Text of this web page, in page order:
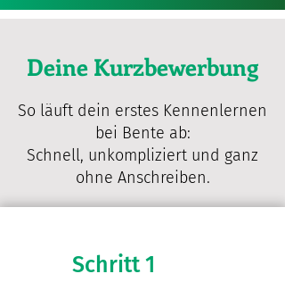
Deine Kurzbewerbung
So läuft dein erstes Kennenlernen
bei Bente ab:
Schnell, unkompliziert und ganz
ohne Anschreiben.
Schritt 1